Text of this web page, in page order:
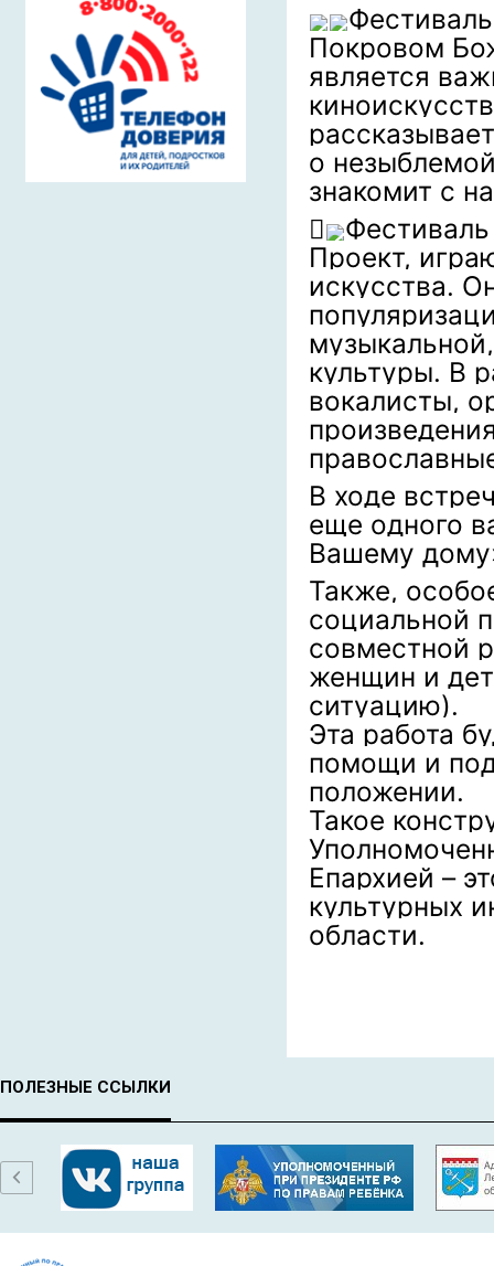
Покровом
является
о
знакомит с
🪉
Проект,
искусства.
культуры. В
вокалисты,
В ходе
еще одного
Вашему
Также,
социальной
совместной
женщин и
ситуацию).
Эта работа
помощи и
положении.
Такое
Епархией –
культурных
области.
ПОЛЕЗНЫЕ ССЫЛКИ